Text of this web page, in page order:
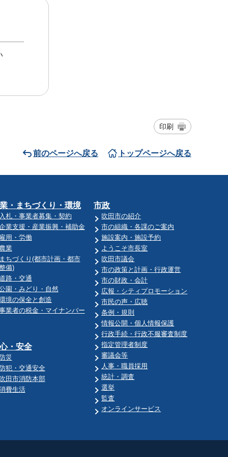
印刷
前のページへ戻る トップページへ戻る
・まちづくり・環境
札・事業者募集・契約
業支援・産業振興・補助金
用・労働
業
ちづくり(都市計画・都市
備)
路・交通
園・みどり・自然
境の保全と創造
業者の税金・マイナンバー
・安全
災
犯・交通安全
田市消防本部
費生活
市政
吹田市の紹介
市の組織・各課のご案内
施設案内・施設予約
ようこそ市長室
吹田市議会
市の政策と計画・行政運営
市の財政・会計
広報・シティプロモーション
市民の声・広聴
条例・規則
情報公開・個人情報保護
行政手続・行政不服審査制度
指定管理者制度
審議会等
人事・職員採用
統計・調査
選挙
監査
オンラインサービス